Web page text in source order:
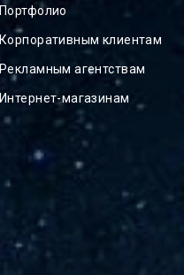
Портфолио
Корпоративным клиентам
Рекламным агентствам
Интернет-магазинам